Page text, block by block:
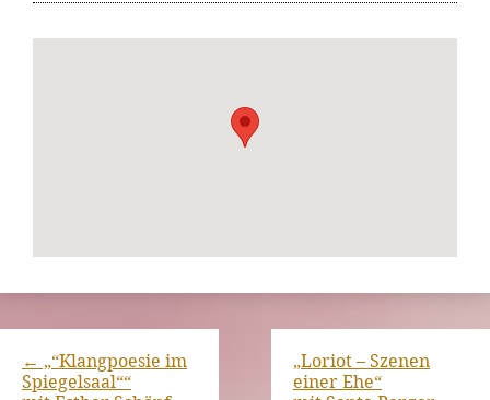
← „“Klangpoesie im
Spiegelsaal““
„Loriot – Szenen
einer Ehe“